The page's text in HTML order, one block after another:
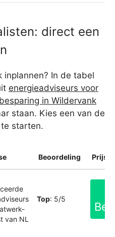
direct een
inplannen? In de tabel
energieadviseurs voor
in Wildervank
staan. Kies een van de
te starten.
Beoordeling
van NL
Top: 5/5